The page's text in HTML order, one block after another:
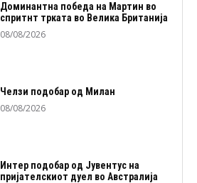
Доминантна победа на Мартин во
спритнт трката во Велика Британија
08/08/2026
Челзи подобaр од Милан
08/08/2026
Интер подобар од Јувентус на
пријателскиот дуел во Австралија